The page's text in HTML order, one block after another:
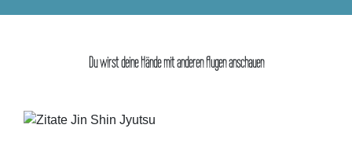
Du wirst deine Hände mit anderen Augen anschauen